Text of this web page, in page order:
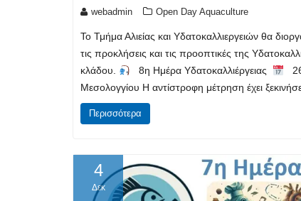
webadmin Open Day Aquaculture
Το Τμήμα Αλιείας και Υδατοκαλλιεργειών θα
τις προκλήσεις και τις προοπτικές της
κλάδου.
8η Ημέρα Υδατοκαλλιέργειας
Μεσολογγίου Η αντίστροφη μέτρηση έχει
Περισσότερα
4
Δεκ